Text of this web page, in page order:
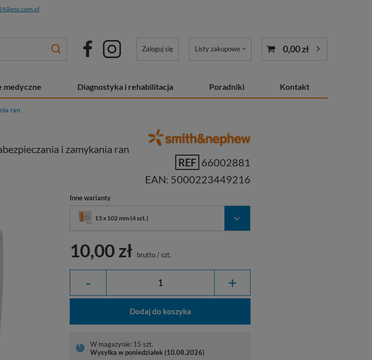
Zaloguj się Listy zakupowe 0,00 zł
medyczne Diagnostyka i rehabilitacja Poradniki Kontakt
ran
i zamykania ran
REF 66002881
EAN: 5000223449216
Inne warianty
13 x 102 mm (4 szt.)
10,00 zł brutto/szt.
- +
Dodaj do koszyka
W magazynie: 15 szt.
Wysyłkaw poniedziałek (10.08.2026)